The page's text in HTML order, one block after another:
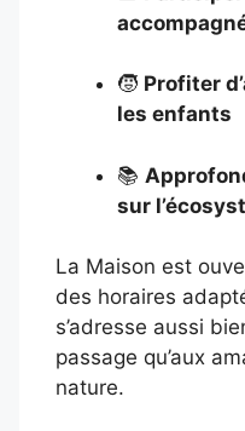
🧒 Profiter
les enfants
📚
sur
La Maison est
des horaires
s’adresse aussi
passage qu’aux
nature.